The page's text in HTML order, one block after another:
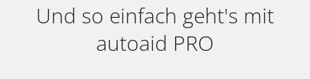
Und so einfach geht's mit
autoaid PRO